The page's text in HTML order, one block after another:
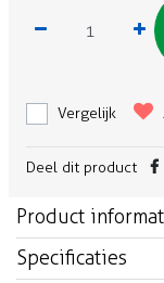
Vergelijk
Deel dit product
Product
Specificaties